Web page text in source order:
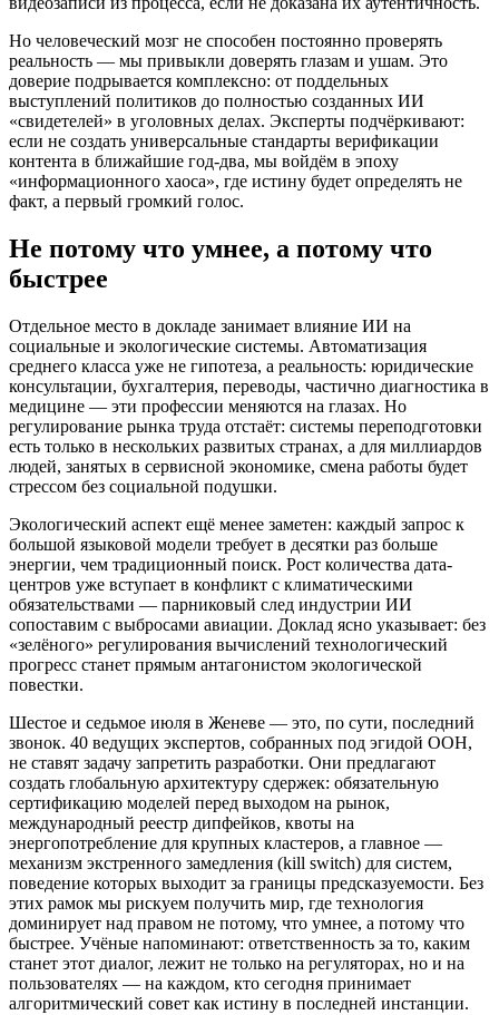
Но человеческий мозг не способен постоянно проверять
реальность — мы привыкли доверять глазам и ушам. Это
доверие подрывается комплексно: от поддельных
выступлений политиков до полностью созданных ИИ
«свидетелей» в уголовных делах. Эксперты подчёркивают:
если не создать универсальные стандарты верификации
контента в ближайшие год-два, мы войдём в эпоху
«информационного хаоса», где истину будет определять не
факт, а первый громкий голос.
Не потому что умнее, а потому что
быстрее
Отдельное место в докладе занимает влияние ИИ на
социальные и экологические системы. Автоматизация
среднего класса уже не гипотеза, а реальность: юридические
консультации, бухгалтерия, переводы, частично диагностика в
медицине — эти профессии меняются на глазах. Но
регулирование рынка труда отстаёт: системы переподготовки
есть только в нескольких развитых странах, а для миллиардов
людей, занятых в сервисной экономике, смена работы будет
стрессом без социальной подушки.
Экологический аспект ещё менее заметен: каждый запрос к
большой языковой модели требует в десятки раз больше
энергии, чем традиционный поиск. Рост количества дата-
центров уже вступает в конфликт с климатическими
обязательствами — парниковый след индустрии ИИ
сопоставим с выбросами авиации. Доклад ясно указывает: без
«зелёного» регулирования вычислений технологический
прогресс станет прямым антагонистом экологической
повестки.
Шестое и седьмое июля в Женеве — это, по сути, последний
звонок. 40 ведущих экспертов, собранных под эгидой ООН,
не ставят задачу запретить разработки. Они предлагают
создать глобальную архитектуру сдержек: обязательную
сертификацию моделей перед выходом на рынок,
международный реестр дипфейков, квоты на
энергопотребление для крупных кластеров, а главное —
механизм экстренного замедления (kill switch) для систем,
поведение которых выходит за границы предсказуемости. Без
этих рамок мы рискуем получить мир, где технология
доминирует над правом не потому, что умнее, а потому что
быстрее. Учёные напоминают: ответственность за то, каким
станет этот диалог, лежит не только на регуляторах, но и на
пользователях — на каждом, кто сегодня принимает
алгоритмический совет как истину в последней инстанции.